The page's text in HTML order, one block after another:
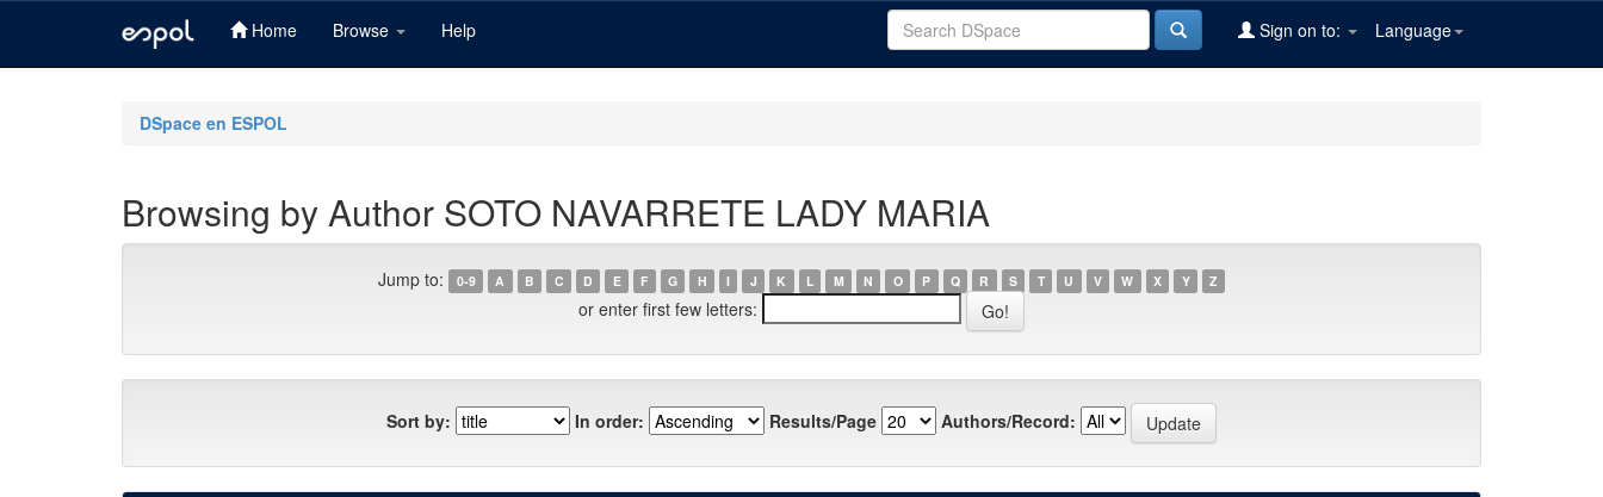
Home Browse Help Language
Sign on to:
DSpace en ESPOL
Browsing by Author SOTO NAVARRETE LADY MARIA
Jump to: 0-9 A B C D E F G H I J K L M N O P Q R S T U V W X Y Z
or enter first few letters:
Sort by: In order: Results/Page Authors/Record: